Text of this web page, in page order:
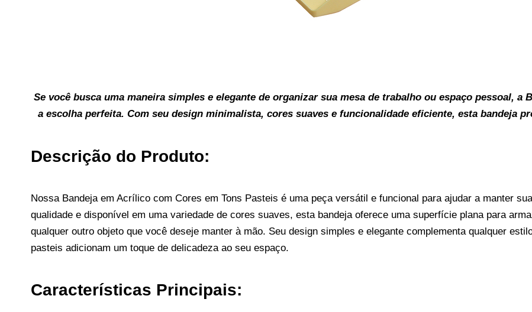
Se você busca uma maneira simples e elegante de organizar sua mesa de trabalho ou espaço pessoal, a
a escolha perfeita. Com seu design minimalista, cores suaves e funcionalidade eficiente, esta bandeja
Descrição do Produto:
Nossa Bandeja em Acrílico com Cores em Tons Pasteis é uma peça versátil e funcional para ajudar a manter
qualidade e disponível em uma variedade de cores suaves, esta bandeja oferece uma superfície plana para
qualquer outro objeto que você deseje manter à mão. Seu design simples e elegante complementa qualquer
pasteis adicionam um toque de delicadeza ao seu espaço.
Características Principais: